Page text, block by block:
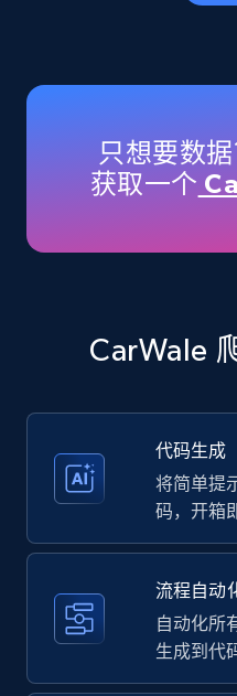
Title, Seller name,
35.3K+ 5.7K+
Title, Seller name,
more.
35.3K+ 5.7K+
Amazon products -
upc numbers
Title, Seller name,
只想要数据
获取一个
CarWale
代码生成
将简单提
码，开箱
流程自动
自动化所
生成到代